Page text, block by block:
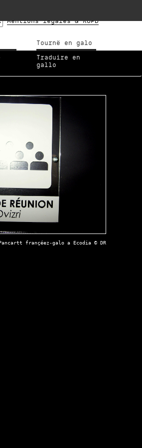
Mentions légales & RGPD
Tournë en galo
Traduire en
gallo
françéez-galo a Ecodia © DR